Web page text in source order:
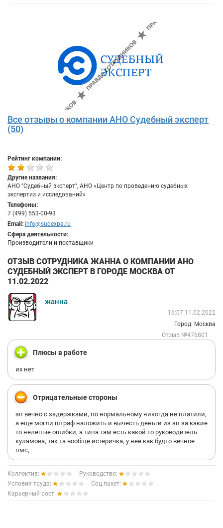
Все отзывы о компании АНО Судебный эксперт
(50)
Рейтинг компании:
Другие названия:
АНО "Судебный эксперт", АНО «Центр по проведению судебных
экспертиз и исследований»
Телефоны:
7 (499) 553-00-93
Email: info@sudexpa.ru
Сфера деятельности:
Производители и поставщики
ОТЗЫВ СОТРУДНИКА ЖАННА О КОМПАНИИ АНО
СУДЕБНЫЙ ЭКСПЕРТ В ГОРОДЕ МОСКВА ОТ
11.02.2022
жанна
16:07 11.02.2022
Город: Москва
Отзыв №476801
Плюсы в работе
их нет
Отрицательные стороны
зп вечно с задержками, по нормальному никогда не платили,
а еще могли штраф наложить и вычесть деньги из зп за какие
то нелепые ошибки, а типа там есть какой то руководитель
кулямова, так та вообще истеричка, у нее как будто вечное
пмс,
Коллектив:
Руководство:
Условия труда:
Соц.пакет:
Карьерный рост: